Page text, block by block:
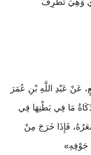
وَهِيَ تَطْرِفُ
عَنْ عَبْدِ اللَّهِ بْنِ عُمَرَ
مَا فِي بَطْنِهَا فِي
فَإِذَا خَرَجَ مِنْ
جَوْفِهِ»